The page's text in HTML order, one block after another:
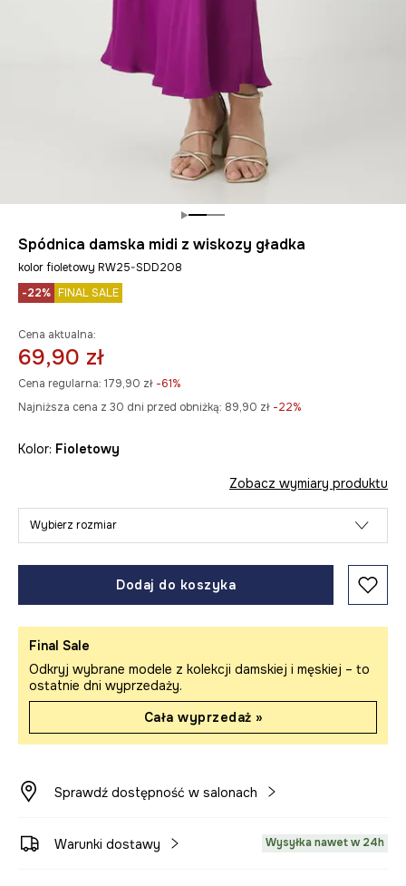
Spódnica damska midi z wiskozy gładka
kolor fioletowy RW25-SDD208
-22% FINAL SALE
Cena aktualna:
69,90 zł
Cena regularna: 179,90 zł -61%
Najniższa cena z 30 dni przed obniżką: 89,90 zł -22%
Kolor: fioletowy
Zobacz wymiary produktu
Wybierz rozmiar
Dodaj do koszyka
Final Sale
Odkryj wybrane modele z kolekcji damskiej i męskiej – to
ostatnie dni wyprzedaży.
Cała wyprzedaż »
Sprawdź dostępność w salonach
Warunki dostawy Wysyłka nawet w 24h